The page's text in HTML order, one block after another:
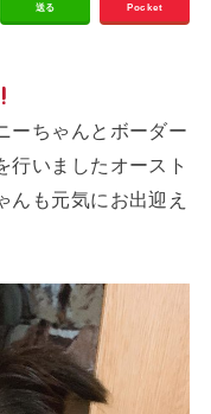
送る Pocket
ーちゃんとボーダー
行いましたオースト
んも元気にお出迎え